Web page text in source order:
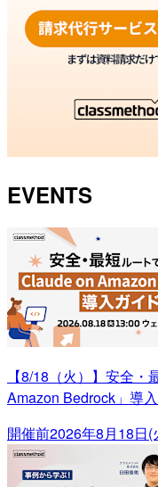
EVENTS
【8/18（火）】安全
Amazon Bedrock」導
開催前2026年8月18日(